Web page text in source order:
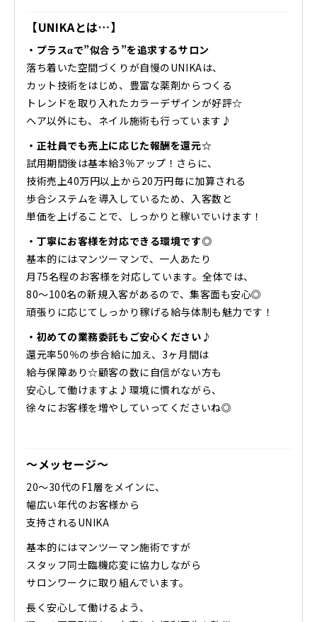
【UNIKAとは…】
・プラスαで”似合う”を追求するサロン
落ち着いた空間づくりが自慢のUNIKAは、
カット技術をはじめ、豊富な薬剤からつくる
トレンドを取り入れたカラーデザインが好評☆
ヘア以外にも、ネイル施術も行っています♪
・正社員でも売上に応じた報酬を還元☆
試用期間後は基本給3％アップ！さらに、
技術売上40万円以上から20万円毎に加算される
歩合システムを導入しているため、入客数と
単価を上げることで、しっかりと稼いでいけます！
・丁寧にお客様を対応できる環境です◎
基本的にはマンツーマンで、一人あたり
月75名程のお客様を対応しています。全体では、
80～100名の新規入客があるので、集客面も安心◎
頑張りに応じてしっかり稼げる給与体制も魅力です！
・初めての業務委託もご安心ください♪
還元率50％の歩合給に加え、3ヶ月間は
給与保障あり☆顧客の数に自信がない方も
安心して働けますよ♪環境に慣れながら、
徐々にお客様を増やしていってくださいね◎
～メッセージ～
20～30代のF1層をメインに、
幅広い年代のお客様から
支持されるUNIKA
基本的にはマンツーマン施術ですが
スタッフ同士臨機応変に協力しながら
サロンワークに取り組んでいます。
長く安心して働けるよう、